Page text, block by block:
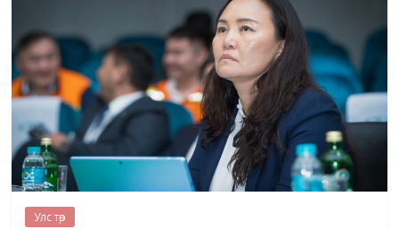
Улс төр